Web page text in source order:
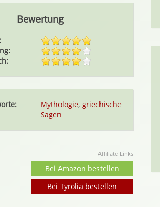
Bewertung
Mythologie, griechische
Sagen
Affiliate Links
Bei Amazon bestellen
Bei Tyrolia bestellen